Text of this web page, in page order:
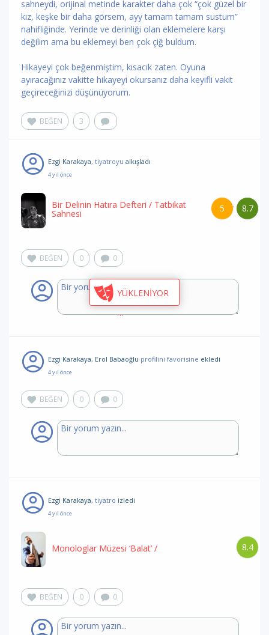
YÜKLENİYOR
sahneydi, orijinal metinde karakter daha çok “çok güzel bir
kız, keşke bir daha görsem, ayy tamam tamam sustum”
nahifliğinde. Yerinde ve derinliği olan eklemelere karşı
değilim ama bu eklemeyi ben çok çiğ buldum.
Hikayeyi çok beğenmiştim, kısacık zaten. Oyuna
ayıracağınız vakitte hikayeyi okursanız daha keyifli vakit
geçireceğinizi düşünüyorum.
BEĞEN 3
Ezgi Karakaya, tiyatroyu alkışladı
4 yıl önce
8.7
/
5
Bir Delinin Hatıra Defteri / Tatbikat
Sahnesi
BEĞEN 0 0
Ezgi Karakaya, Erol Babaoğlu profilini favorisine ekledi
4 yıl önce
BEĞEN 0 0
Ezgi Karakaya, tiyatro izledi
4 yıl önce
8.4
Monologlar Müzesi ‘Balat’ /
BEĞEN 0 0